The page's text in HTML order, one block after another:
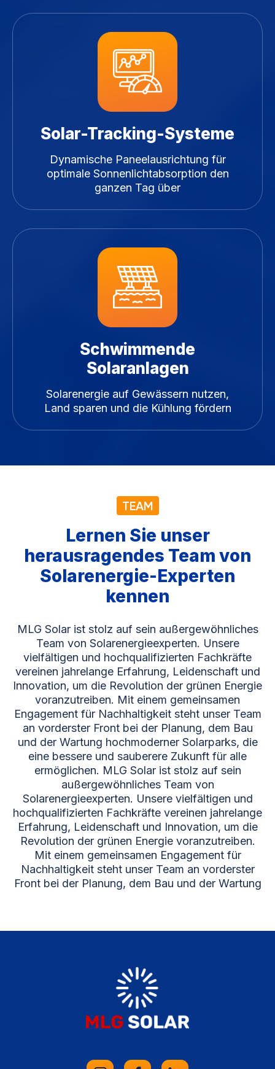
Solar-Tracking-Systeme
Dynamische Paneelausrichtung für
optimale Sonnenlichtabsorption den
ganzen Tag über
Schwimmende
Solaranlagen
Solarenergie auf Gewässern nutzen,
Land sparen und die Kühlung fördern
TEAM
Lernen Sie unser
herausragendes Team von
Solarenergie-Experten
kennen
MLG Solar ist stolz auf sein außergewöhnliches
Team von Solarenergieexperten. Unsere
vielfältigen und hochqualifizierten Fachkräfte
vereinen jahrelange Erfahrung, Leidenschaft und
Innovation, um die Revolution der grünen Energie
voranzutreiben. Mit einem gemeinsamen
Engagement für Nachhaltigkeit steht unser Team
an vorderster Front bei der Planung, dem Bau
und der Wartung hochmoderner Solarparks, die
eine bessere und sauberere Zukunft für alle
ermöglichen. MLG Solar ist stolz auf sein
außergewöhnliches Team von
Solarenergieexperten. Unsere vielfältigen und
hochqualifizierten Fachkräfte vereinen jahrelange
Erfahrung, Leidenschaft und Innovation, um die
Revolution der grünen Energie voranzutreiben.
Mit einem gemeinsamen Engagement für
Nachhaltigkeit steht unser Team an vorderster
Front bei der Planung, dem Bau und der Wartung